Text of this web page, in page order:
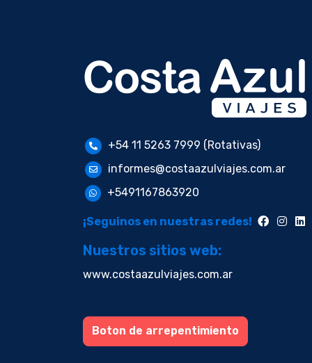
+54 11 5263 7999 (Rotativas)
informes@costaazulviajes.com.ar
+5491167863920
¡Seguinos en nuestras redes!
Nuestros sitios web:
www.costaazulviajes.com.ar
Boton de arrepentimiento